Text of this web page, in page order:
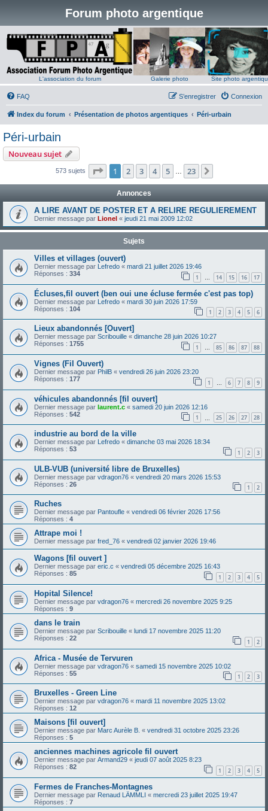
Forum photo argentique
L'association du forum Galerie photo Site photo
FAQ Connexion
S’enregistrer
Index du forum Présentation de photos argentiques Péri-urbain
Péri-urbain
Nouveau sujet
573 sujets Page 1sur23
1 2 3 4 5 23
Annonces
A LIRE AVANT DE POSTER ET A RELIRE REGULIEREMENT
Dernier message par Lionel « jeudi 21 mai 2009 12:02
Sujets
Villes et villages (ouvert)
Dernier message par Lefredo « mardi 21 juillet 2026 19:46
Réponses : 334 1 … 14 15 16 17
Écluses,fil ouvert (ben oui une écluse fermée c'est pas top)
Dernier message par Lefredo « mardi 30 juin 2026 17:59
Réponses : 104 1 2 3 4 5 6
Lieux abandonnés [Ouvert]
Dernier message par Scribouille « dimanche 28 juin 2026 10:27
Réponses : 1755 1 … 85 86 87 88
Vignes (Fil Ouvert)
Dernier message par PhilB « vendredi 26 juin 2026 23:20
Réponses : 177 1 … 6 7 8 9
véhicules abandonnés [fil ouvert]
Dernier message par laurent.c « samedi 20 juin 2026 12:16
Réponses : 542 1 25 26 27 28
industrie au bord de la ville
Dernier message par Lefredo « dimanche 03 mai 2026 18:34
Réponses : 53 1 2 3
ULB-VUB (université libre de Bruxelles)
Dernier message par vdragon76 « vendredi 20 mars 2026 15:53
Réponses : 26 1 2
Ruches
Dernier message par Pantoufle « vendredi 06 février 2026 17:56
Réponses : 4
Attrape moi !
Dernier message par fred_76 « vendredi 02 janvier 2026 19:46
Wagons [fil ouvert ]
Dernier message par eric.c « vendredi 05 décembre 2025 16:43
Réponses : 85 1 2 3 4 5
Hopital Silence!
Dernier message par vdragon76 « mercredi 26 novembre 2025 9:25
Réponses : 9
dans le train
Dernier message par Scribouille « lundi 17 novembre 2025 11:20
Réponses : 22 1 2
Africa - Musée de Tervuren
Dernier message par vdragon76 « samedi 15 novembre 2025 10:02
Réponses : 55 1 2 3
Bruxelles - Green Line
Dernier message par vdragon76 « mardi 11 novembre 2025 13:02
Réponses : 12
Maisons [fil ouvert]
Dernier message par Marc Aurèle B. « vendredi 31 octobre 2025 23:26
Réponses : 5
anciennes machines agricole fil ouvert
Dernier message par Armand29 « jeudi 07 août 2025 8:23
Réponses : 82 1 2 3 4 5
Fermes de Franches-Montagnes
Dernier message par Renaud LÄMMLI « mercredi 23 juillet 2025 19:47
Réponses : 7